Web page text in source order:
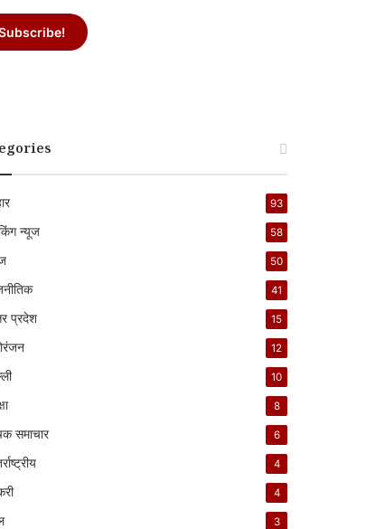
93
न्यूज 58
50
41
प्रदेश 15
12
10
8
समाचार 6
4
4
3